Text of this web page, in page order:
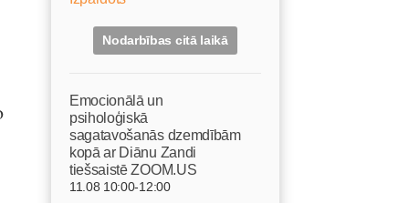
Nodarbības citā laikā
Emocionālā un
psiholoģiskā
sagatavošanās dzemdībām
kopā ar Diānu Zandi
tiešsaistē ZOOM.US
11.08 10:00-12:00